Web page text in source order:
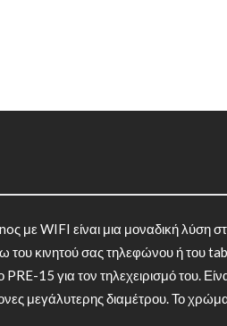
WIFI είναι μια μοναδική λύση
του κινητού σας τηλεφώνου ή
15 για τον τηλεχειρισμό του.
μεγάλυτερης διαμέτρου. Το χρώμα